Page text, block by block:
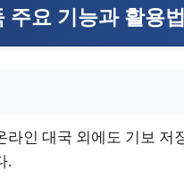
주요 기능과 활용법
인 대국 외에도 기보 저
.